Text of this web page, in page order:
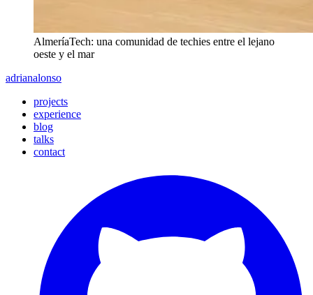
AlmeríaTech: una comunidad de techies entre el lejano
oeste y el mar
adrianalonso
projects
experience
blog
talks
contact